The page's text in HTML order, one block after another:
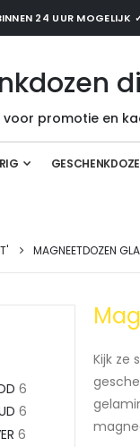
24 UUR
voor promotie en
MAGNEETDOZEN
Kijk ze
6
6
6